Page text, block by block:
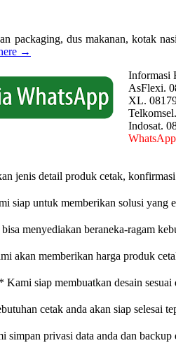
packaging, dus makanan, kotak
→
Informasi
AsFlexi.
XL.
Indosat.
jenis detail produk cetak,
siap untuk memberikan solusi yang
menyediakan beraneka-ragam
akan memberikan harga produk
* Kami siap membuatkan desain sesuai
cetak anda akan siap selesai
simpan privasi data anda dan backup